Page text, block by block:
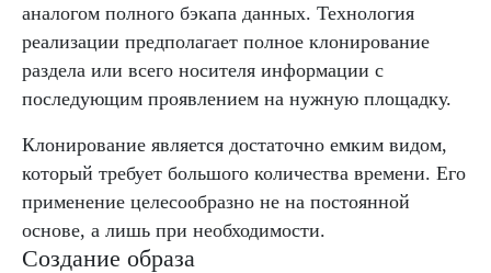
аналогом полного бэкапа данных. Технология
реализации предполагает полное клонирование
раздела или всего носителя информации с
последующим проявлением на нужную площадку.
Клонирование является достаточно емким видом,
который требует большого количества времени. Его
применение целесообразно не на постоянной
основе, а лишь при необходимости.
Создание образа